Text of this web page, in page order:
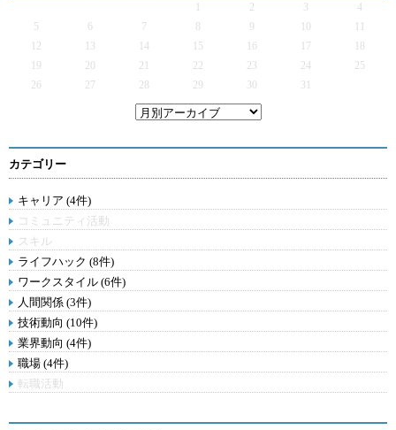
2 3
4
5
6 7 9
12
13 14 15 16 17
19
20 21 22 23 24
25
26
27 28 29 30 31
カテゴリー
キャリア (4件)
コミュニティ活動
スキル
ライフハック (8件)
ワークスタイル (6件)
人間関係 (3件)
技術動向 (10件)
業界動向 (4件)
職場 (4件)
転職活動